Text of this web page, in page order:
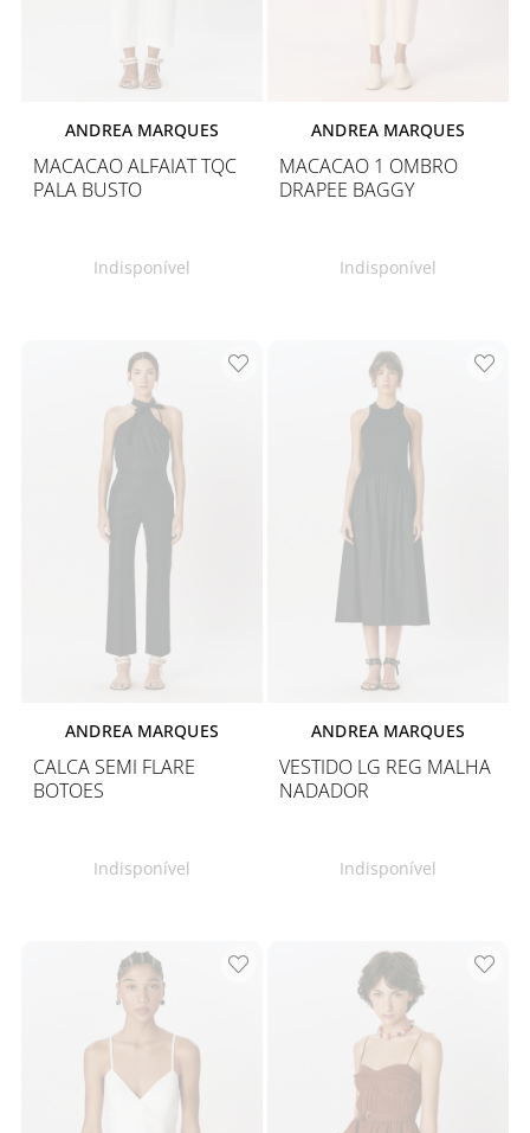
ANDREA MARQUES
MACACAO ALFAIAT TQC
PALA BUSTO
Indisponível
ANDREA MARQUES
MACACAO 1 OMBRO
DRAPEE BAGGY
Indisponível
ANDREA MARQUES
CALCA SEMI FLARE
BOTOES
Indisponível
ANDREA MARQUES
VESTIDO LG REG MALHA
NADADOR
Indisponível